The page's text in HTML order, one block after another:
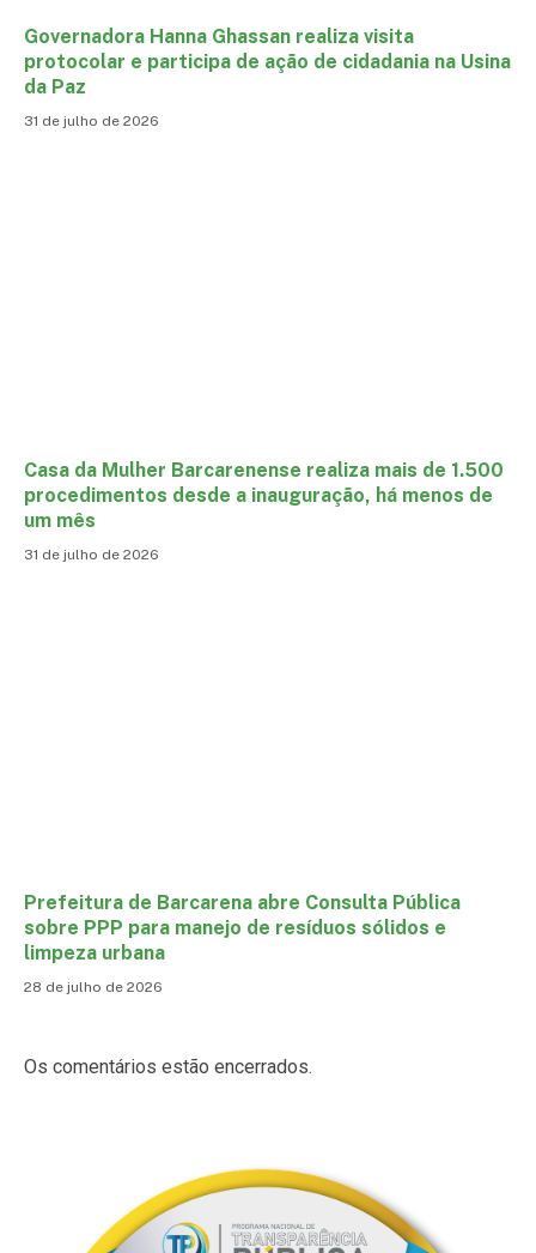
Governadora Hanna Ghassan realiza visita
protocolar e participa de ação de cidadania na Usina
da Paz
31 de julho de 2026
Casa da Mulher Barcarenense realiza mais de 1.500
procedimentos desde a inauguração, há menos de
um mês
31 de julho de 2026
Prefeitura de Barcarena abre Consulta Pública
sobre PPP para manejo de resíduos sólidos e
limpeza urbana
28 de julho de 2026
Os comentários estão encerrados.